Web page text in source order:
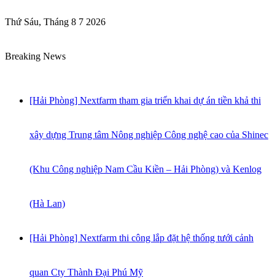
Thứ Sáu, Tháng 8 7 2026
Breaking News
[Hải Phòng] Nextfarm tham gia triển khai dự án tiền khả thi
xây dựng Trung tâm Nông nghiệp Công nghệ cao của Shinec
(Khu Công nghiệp Nam Cầu Kiền – Hải Phòng) và Kenlog
(Hà Lan)
[Hải Phòng] Nextfarm thi công lắp đặt hệ thống tưới cảnh
quan Cty Thành Đại Phú Mỹ